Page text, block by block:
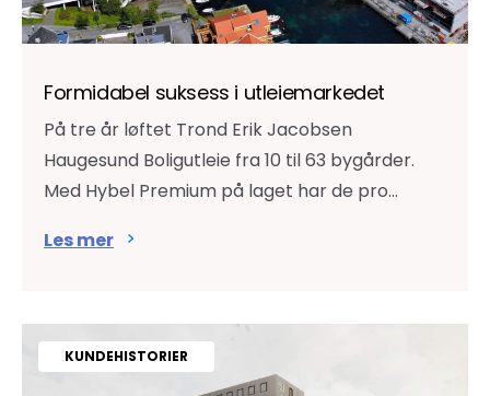
Formidabel suksess i utleiemarkedet
På tre år løftet Trond Erik Jacobsen
Haugesund Boligutleie fra 10 til 63 bygårder.
Med Hybel Premium på laget har de pro...
Les mer
KUNDEHISTORIER